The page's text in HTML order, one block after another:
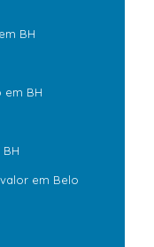
BH
em BH
em Belo